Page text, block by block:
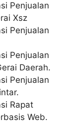
Penjualan
Xsz
Penjualan
Penjualan
Daerah.
Penjualan
Rapat
Web.